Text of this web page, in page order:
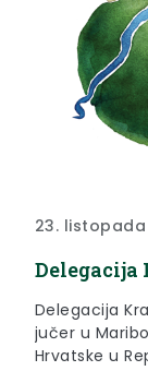
23. listopada
Delegacija
Delegacija
jučer u
Hrvatske u